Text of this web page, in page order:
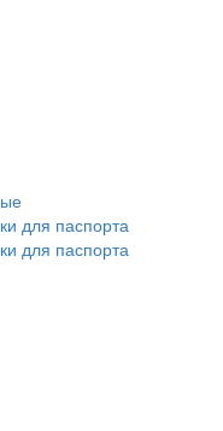
для паспорта
для паспорта